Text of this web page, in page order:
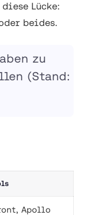
Lücke:
beides.
zu
(Stand:
Apollo